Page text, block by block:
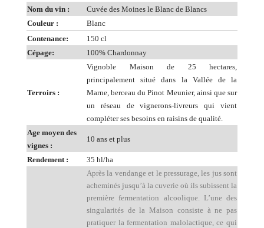
Nom du vin :
Cuvée des Moines le Blanc de Blancs
Couleur :
Blanc
Contenance:
150 cl
Cépage:
100% Chardonnay
Terroirs :
Vignoble Maison de 25 hectares,
principalement situé dans la Vallée de la
Marne, berceau du Pinot Meunier, ainsi que sur
un réseau de vignerons-livreurs qui vient
compléter ses besoins en raisins de qualité.
Age moyen des
vignes :
10 ans et plus
Rendement : 35 hl/ha
Après la vendange et le pressurage, les jus sont
acheminés jusqu’à la cuverie où ils subissent la
première fermentation alcoolique. L’une des
singularités de la Maison consiste à ne pas
pratiquer la fermentation malolactique, ce qui